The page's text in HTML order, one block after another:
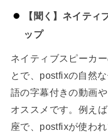
【聞く】ネイティ
ップ
ネイティブスピーカ
とで、postfixの自然
語の字幕付きの動画
オススメです。例え
座で、postfixが使わ